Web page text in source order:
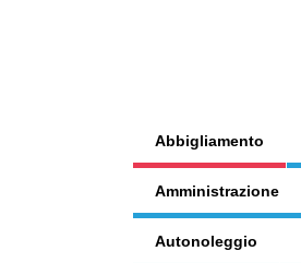
Abbigliamento
Amministrazione
Autonoleggio